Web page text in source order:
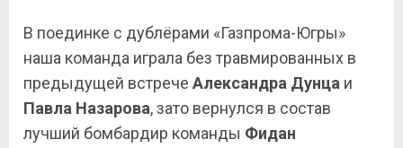
В поединке с дублёрами «Газпрома-Югры»
наша команда играла без травмированных в
предыдущей встрече Александра Дунца и
Павла Назарова, зато вернулся в состав
лучший бомбардир команды Фидан